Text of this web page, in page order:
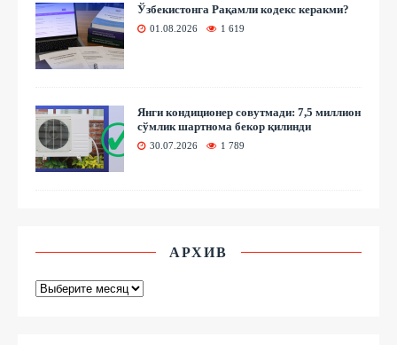
Ўзбекистонга Рақамли кодекс керакми?
01.08.2026 1 619
Янги кондиционер совутмади: 7,5 миллион
сўмлик шартнома бекор қилинди
30.07.2026 1 789
АРХИВ